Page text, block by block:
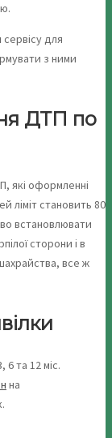
для
з ними
ДТП по
які оформленні
ліміт становить 80
встановлювати
сторони і в
все ж
6 та 12 міс.
на